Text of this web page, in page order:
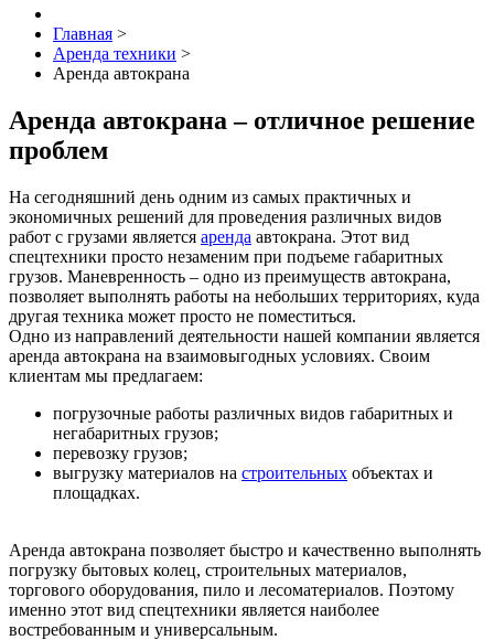
Главная >
Аренда техники >
Аренда автокрана
Аренда автокрана – отличное решение
проблем
На сегодняшний день одним из самых практичных и
экономичных решений для проведения различных видов
работ с грузами является аренда автокрана. Этот вид
спецтехники просто незаменим при подъеме габаритных
грузов. Маневренность – одно из преимуществ автокрана,
позволяет выполнять работы на небольших территориях, куда
другая техника может просто не поместиться.
Одно из направлений деятельности нашей компании является
аренда автокрана на взаимовыгодных условиях. Своим
клиентам мы предлагаем:
погрузочные работы различных видов габаритных и
негабаритных грузов;
перевозку грузов;
выгрузку материалов на строительных объектах и
площадках.
Аренда автокрана позволяет быстро и качественно выполнять
погрузку бытовых колец, строительных материалов,
торгового оборудования, пило и лесоматериалов. Поэтому
именно этот вид спецтехники является наиболее
востребованным и универсальным.